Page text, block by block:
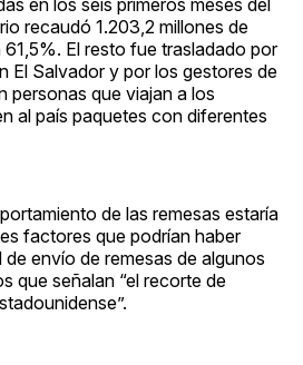
recaudó 1.203,2 millones de
El resto fue trasladado por
El Salvador y por los gestores de
personas que viajan a los
al país paquetes con diferentes
de las remesas estaría
factores que podrían haber
envío de remesas de algunos
que señalan “el recorte de